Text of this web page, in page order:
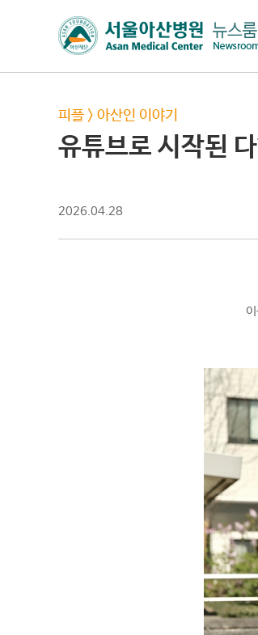
피플 > 아산인 이야기
유튜브로 시작된
2026.04.28